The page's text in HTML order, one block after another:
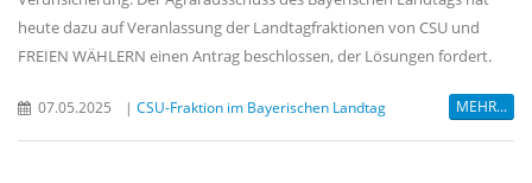
heute dazu auf Veranlassung der Landtagfraktionen von CSU und
FREIEN WÄHLERN einen Antrag beschlossen, der Lösungen fordert.
07.05.2025 | CSU-Fraktion im Bayerischen Landtag MEHR...